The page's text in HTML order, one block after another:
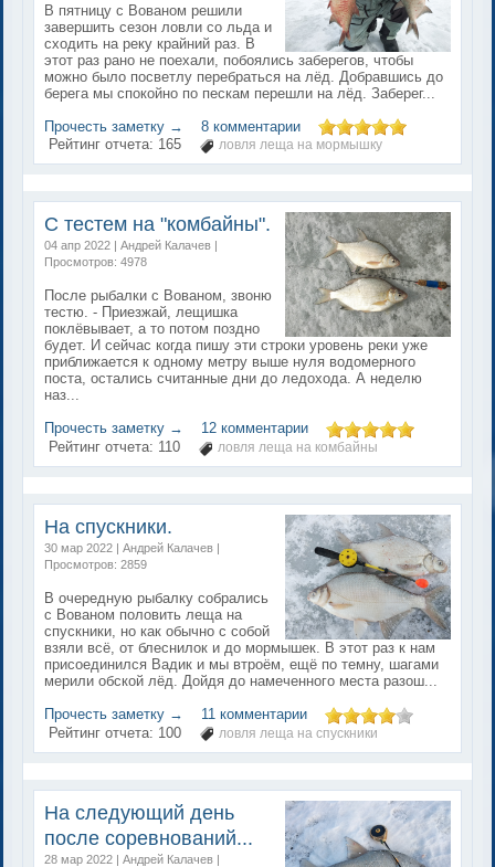
В пятницу с Вованом решили
завершить сезон ловли со льда и
сходить на реку крайний раз. В
этот раз рано не поехали, побоялись заберегов, чтобы
можно было посветлу перебраться на лёд. Добравшись до
берега мы спокойно по пескам перешли на лёд. Заберег...
Прочесть заметку →
8 комментарии
Рейтинг отчета: 165 ловля леща на мормышку
С тестем на "комбайны".
04 апр 2022 | Андрей Калачев |
Просмотров: 4978
После рыбалки с Вованом, звоню
тестю. - Приезжай, лещишка
поклёвывает, а то потом поздно
будет. И сейчас когда пишу эти строки уровень реки уже
приближается к одному метру выше нуля водомерного
поста, остались считанные дни до ледохода. А неделю
наз...
Прочесть заметку →
12 комментарии
Рейтинг отчета: 110 ловля леща на комбайны
На спускники.
30 мар 2022 | Андрей Калачев |
Просмотров: 2859
В очередную рыбалку собрались
с Вованом половить леща на
спускники, но как обычно с собой
взяли всё, от блеснилок и до мормышек. В этот раз к нам
присоединился Вадик и мы втроём, ещё по темну, шагами
мерили обской лёд. Дойдя до намеченного места разош...
Прочесть заметку →
11 комментарии
Рейтинг отчета: 100 ловля леща на спускники
На следующий день
после соревнований...
28 мар 2022 | Андрей Калачев |